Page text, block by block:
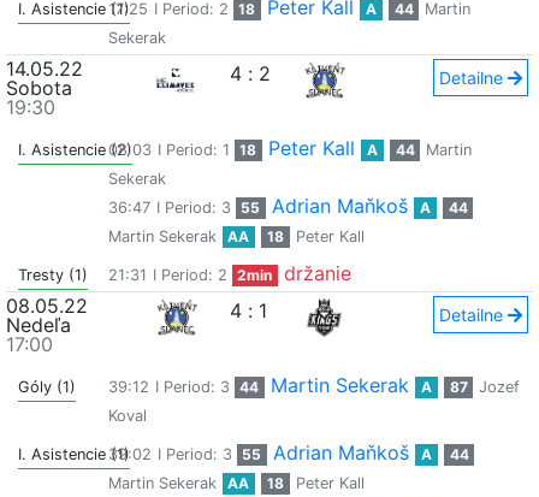
I. Asistencie (1)17:25 I Period: 2 18 Peter Kall A 44
Martin
Sekerak
14.05.22
Sobota
19:30
4 : 2 Detailne
I. Asistencie (2)08:03 I Period: 1 18 Peter Kall A 44
Martin
Sekerak
36:47 I Period: 3 55 Adrian Maňkoš A
44
Martin Sekerak
AA 18 Peter Kall
Tresty (1) 21:31 I Period: 2 2min
držanie
08.05.22
Nedeľa
17:00
4 : 1 Detailne
Góly (1) 39:12 I Period: 3 44 Martin Sekerak A 87
Jozef
Koval
I. Asistencie (1)39:02 I Period: 3 55 Adrian Maňkoš A
44
Martin Sekerak
AA 18 Peter Kall